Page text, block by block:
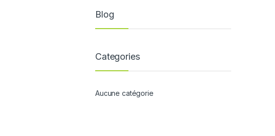
Blog
Categories
Aucune catégorie